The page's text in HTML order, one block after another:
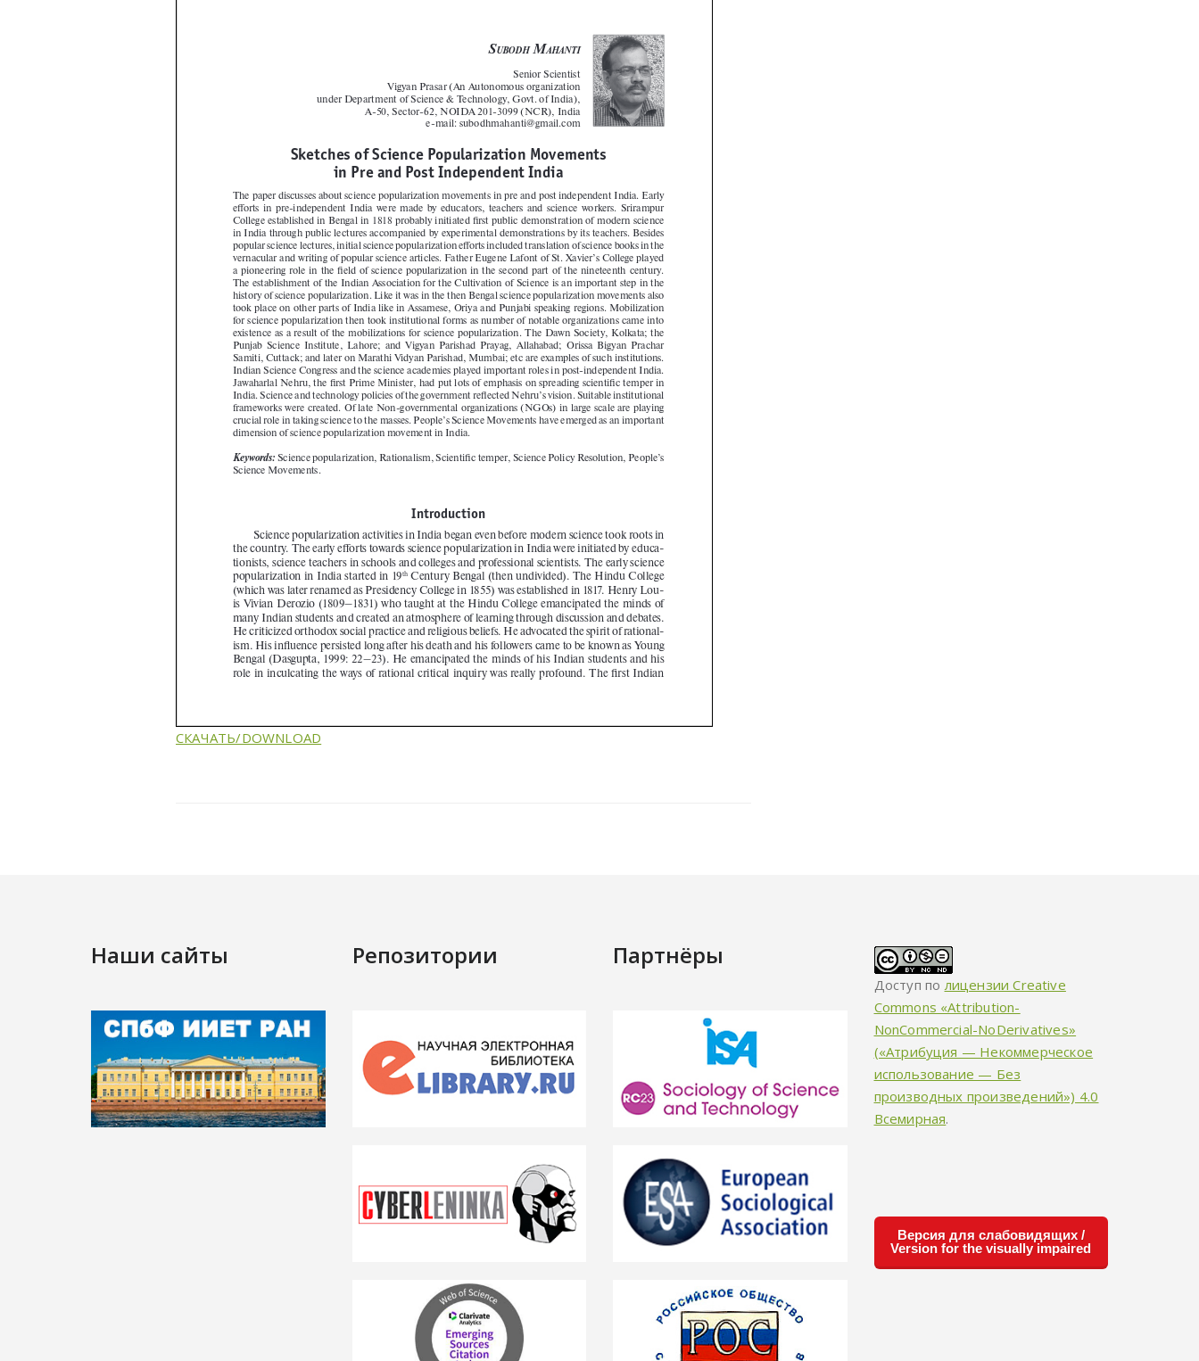
An Autonomous organization under Department of Science & Technology, Govt. of
СКАЧАТЬ/DOWNLOAD
Наши сайты Репозитории Партнёры
Доступ по лицензии Creative
Commons «Attribution-
NonCommercial-NoDerivatives»
(«Атрибуция — Некоммерческое
использование — Без
производных произведений») 4.0
Всемирная.
Версия для слабовидящих /
Version for the visually impaired